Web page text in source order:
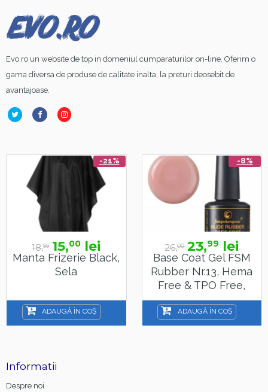
Evo.ro un website de top in domeniul cumparaturilor on-line. Oferim o
gama diversa de produse de calitate inalta, la preturi deosebit de
avantajoase.
-21%
18,99 15,00 lei
Manta Frizerie Black,
Sela
ADAUGĂ ÎN COȘ
-8%
26,00 23,99 lei
Base Coat Gel FSM
Rubber Nr.13, Hema
Free & TPO Free,
15ml
ADAUGĂ ÎN COȘ
Informatii
Despre noi